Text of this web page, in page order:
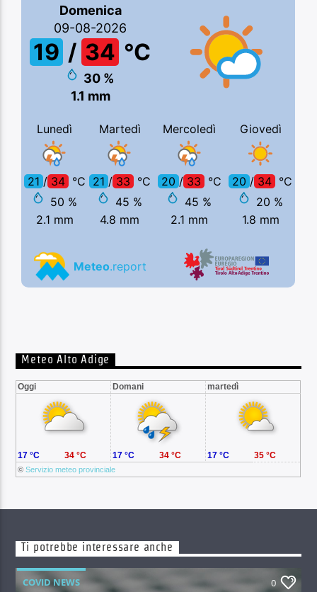
Meteo Alto Adige
Oggi Domani martedì
©Servizio meteo provinciale
17 °C 34 °C 17 °C 34 °C 17 °C 35 °C
Ti potrebbe interessare anche
COVID NEWS 0